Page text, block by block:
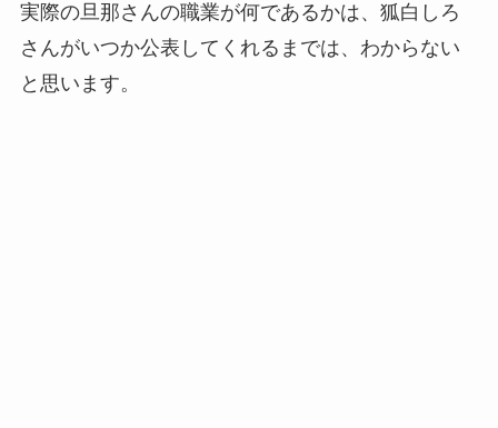
実際の旦那さんの職業が何であるかは、狐白しろ
さんがいつか公表してくれるまでは、わからない
と思います。